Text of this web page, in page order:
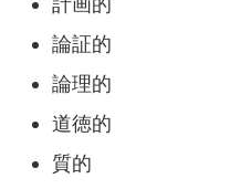
論証的
論理的
道徳的
質的